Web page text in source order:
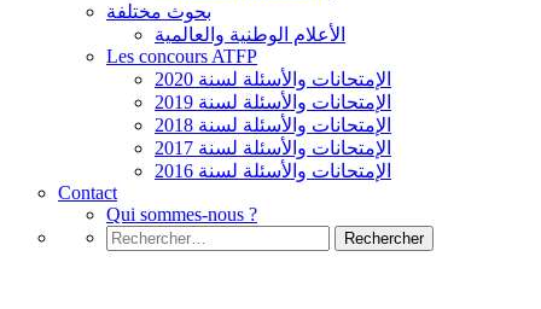
بحوث مختلفة
الأعلام الوطنية والعالمية
Les concours ATFP
الإمتحانات والأسئلة لسنة 2020
الإمتحانات والأسئلة لسنة 2019
الإمتحانات والأسئلة لسنة 2018
الإمتحانات والأسئلة لسنة 2017
الإمتحانات والأسئلة لسنة 2016
Contact
Qui sommes-nous ?
Rechercher :